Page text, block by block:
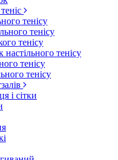
тенісу
тенісу
тенісу
тенісу
тенісу
тенісу
і сітки